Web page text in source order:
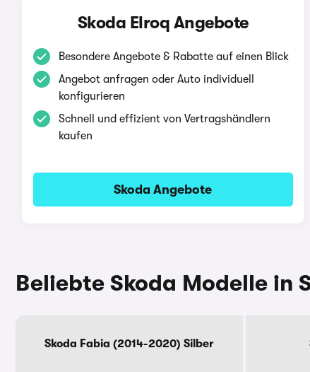
Skoda Elroq Angebote
Besondere Angebote & Rabatte auf einen Blick
Angebot anfragen oder Auto individuell
konfigurieren
Schnell und effizient von Vertragshändlern
kaufen
Skoda Angebote
Beliebte Skoda Modelle in
Skoda Fabia (2014-2020) Silber